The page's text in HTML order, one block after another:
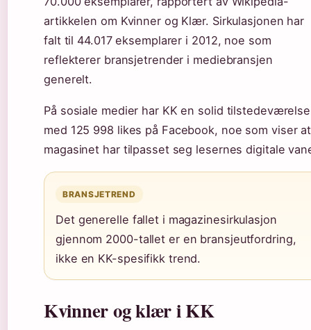
artikkelen om Kvinner og Klær. Sirkulasjonen har
falt til 44.017 eksemplarer i 2012, noe som
reflekterer bransjetrender i mediebransjen
generelt.
På sosiale medier har KK en solid tilstedeværelse
med 125 998 likes på Facebook, noe som viser at
magasinet har tilpasset seg lesernes digitale
BRANSJETREND
Det generelle fallet i magazinesirkulasjon
gjennom 2000-tallet er en bransjeutfordring,
ikke en KK-spesifikk trend.
Kvinner og klær i KK